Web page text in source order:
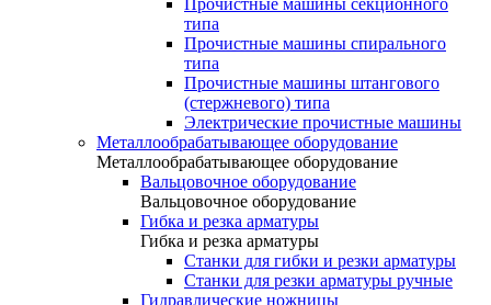
Прочистные машины секционного
типа
Прочистные машины спирального
типа
Прочистные машины штангового
(стержневого) типа
Электрические прочистные машины
Металлообрабатывающее оборудование
Металлообрабатывающее оборудование
Вальцовочное оборудование
Вальцовочное оборудование
Гибка и резка арматуры
Гибка и резка арматуры
Станки для гибки и резки арматуры
Станки для резки арматуры ручные
Гидравлические ножницы